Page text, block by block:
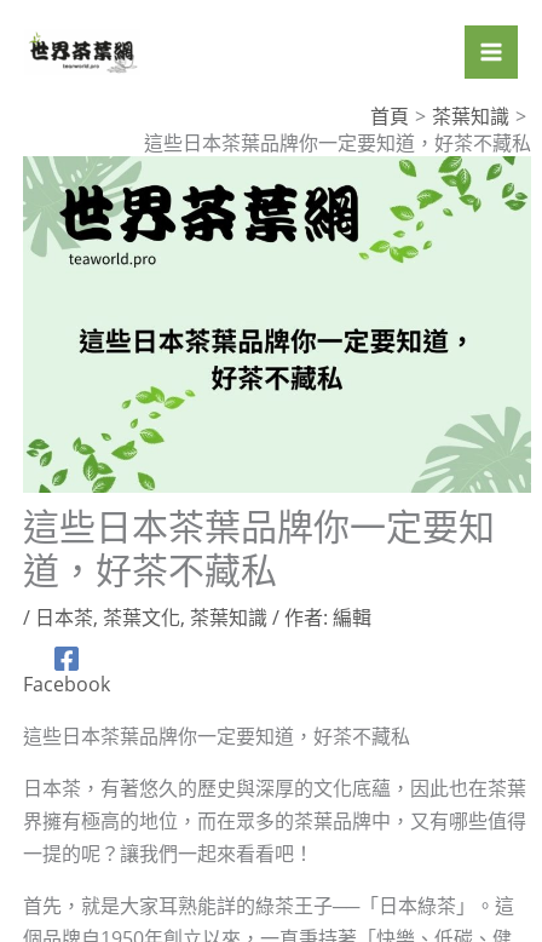
首頁
茶葉知識
這些日本茶葉品牌你一定要知道，好茶不藏私
這些日本茶葉品牌你一定要知
道，好茶不藏私
/ 日本茶, 茶葉文化, 茶葉知識/ 作者: 編輯
Facebook
這些日本茶葉品牌你一定要知道，好茶不藏私
日本茶，有著悠久的歷史與深厚的文化底蘊，因此也在茶葉
界擁有極高的地位，而在眾多的茶葉品牌中，又有哪些值得
一提的呢？讓我們一起來看看吧！
首先，就是大家耳熟能詳的綠茶王子──「日本綠茶」。這